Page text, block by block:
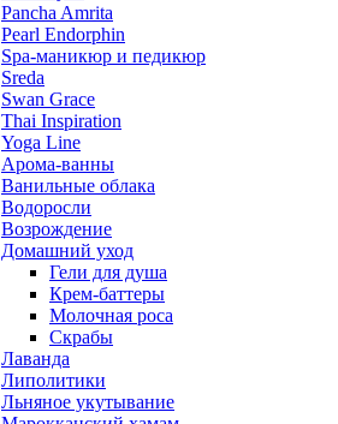
Pancha Amrita
Pearl Endorphin
Spa-маникюр и педикюр
Sreda
Swan Grace
Thai Inspiration
Yoga Line
Арома-ванны
Ванильные облака
Водоросли
Возрождение
Домашний уход
Гели для душа
Крем-баттеры
Молочная роса
Скрабы
Лаванда
Липолитики
Льняное укутывание